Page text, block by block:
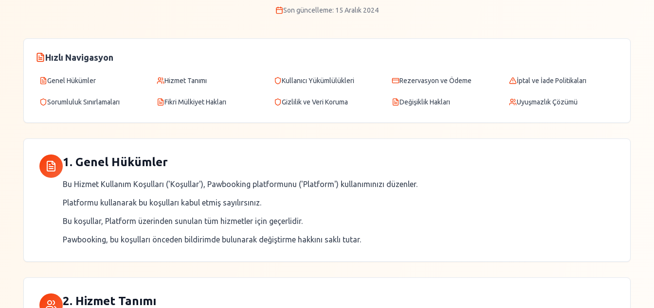
Son güncelleme: 15 Aralık 2024
Hızlı Navigasyon
Genel Hükümler Hizmet Tanımı Kullanıcı Yükümlülükleri Rezervasyon ve Ödeme İptal ve İade Politikaları
Sorumluluk Sınırlamaları Fikri Mülkiyet Hakları Gizlilik ve Veri Koruma Değişiklik Hakları Uyuşmazlık Çözümü
1. Genel Hükümler
Bu Hizmet Kullanım Koşulları ('Koşullar'), Pawbooking platformunu ('Platform') kullanımınızı düzenler.
Platformu kullanarak bu koşulları kabul etmiş sayılırsınız.
Bu koşullar, Platform üzerinden sunulan tüm hizmetler için geçerlidir.
Pawbooking, bu koşulları önceden bildirimde bulunarak değiştirme hakkını saklı tutar.
2. Hizmet Tanımı